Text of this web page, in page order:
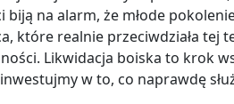
na alarm, że młode
które realnie przeciwdziała
Likwidacja boiska to krok
w to, co naprawdę